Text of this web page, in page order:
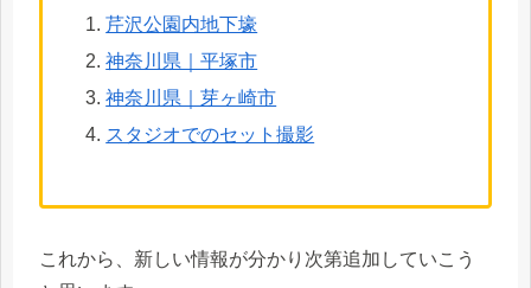
芹沢公園内地下壕
神奈川県｜平塚市
神奈川県｜芽ヶ崎市
スタジオでのセット撮影
これから、新しい情報が分かり次第追加していこう